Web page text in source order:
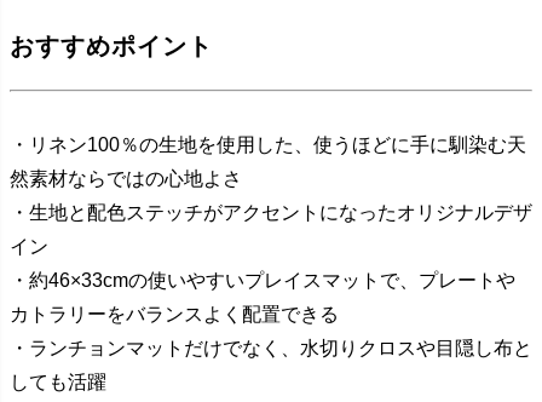
おすすめポイント
・リネン100％の生地を使用した、使うほどに手に馴染む天
然素材ならではの心地よさ
・生地と配色ステッチがアクセントになったオリジナルデザ
イン
・約46×33cmの使いやすいプレイスマットで、プレートや
カトラリーをバランスよく配置できる
・ランチョンマットだけでなく、水切りクロスや目隠し布と
しても活躍